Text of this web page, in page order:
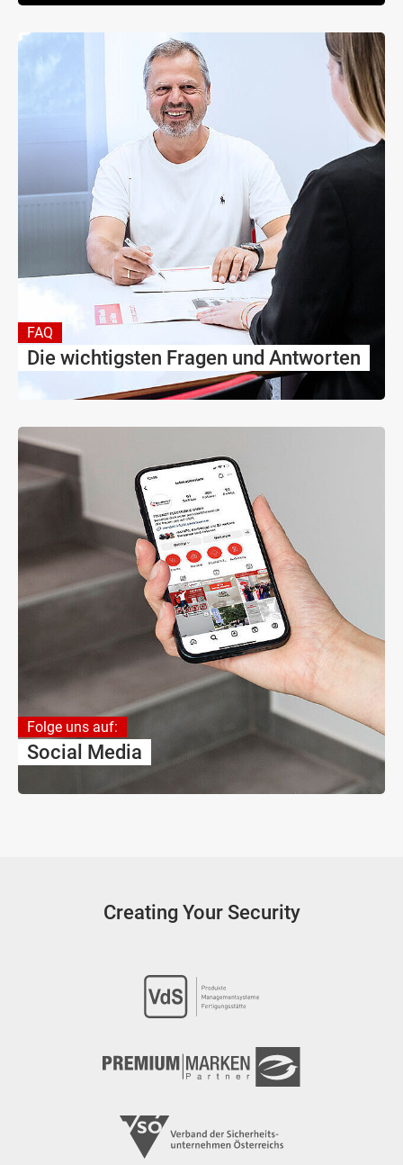
FAQ
Die wichtigsten Fragen und Antworten
Folge uns auf:
Social Media
Creating Your Security